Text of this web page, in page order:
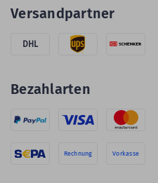
Versandpartner
DHL
Bezahlarten
Rechnung Vorkasse